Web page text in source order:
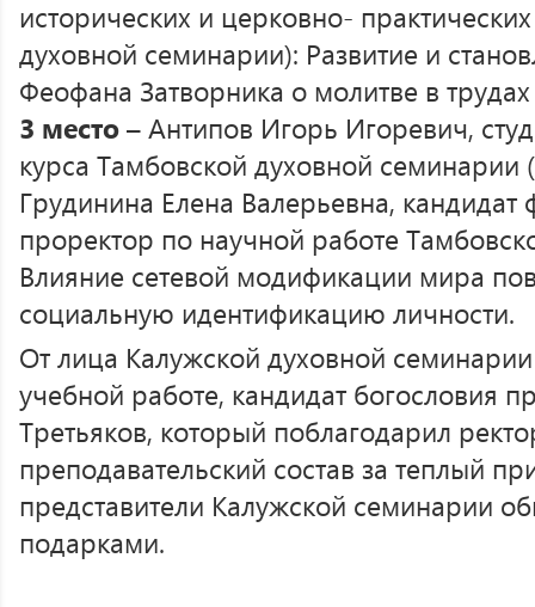
исторических и церковно-
духовной семинарии): Развитие и
Феофана Затворника о молитве в
3 место– Антипов Игорь Игоревич,
курса Тамбовской духовной семинарии
Грудинина Елена Валерьевна, кандидат
проректор по научной работе
Влияние сетевой модификации мира
социальную идентификацию личности.
От лица Калужской духовной
учебной работе, кандидат богословия
Третьяков, который поблагодарил
преподавательский состав за теплый
представители Калужской семинарии
подарками.